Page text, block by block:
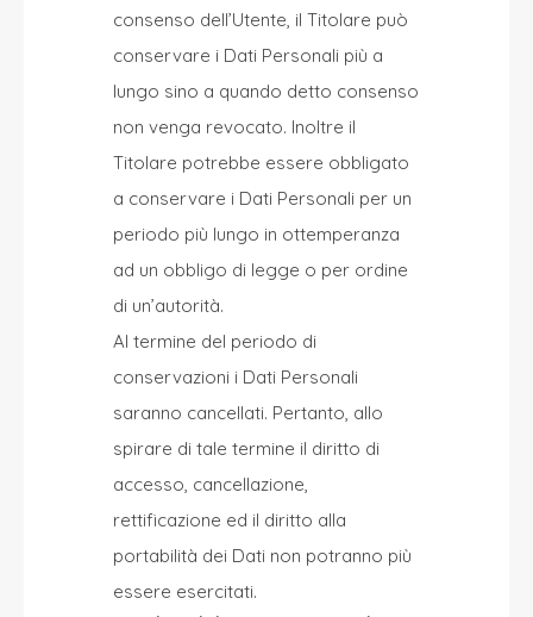
consenso dell’Utente, il Titolare può
conservare i Dati Personali più a
lungo sino a quando detto consenso
non venga revocato. Inoltre il
Titolare potrebbe essere obbligato
a conservare i Dati Personali per un
periodo più lungo in ottemperanza
ad un obbligo di legge o per ordine
di un’autorità.
Al termine del periodo di
conservazioni i Dati Personali
saranno cancellati. Pertanto, allo
spirare di tale termine il diritto di
accesso, cancellazione,
rettificazione ed il diritto alla
portabilità dei Dati non potranno più
essere esercitati.